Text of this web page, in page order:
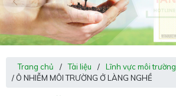
Trang chủ / Tài liệu /
Lĩnh vực môi trường
/ Ô NHIỄM MÔI TRƯỜNG Ở LÀNG NGHỀ